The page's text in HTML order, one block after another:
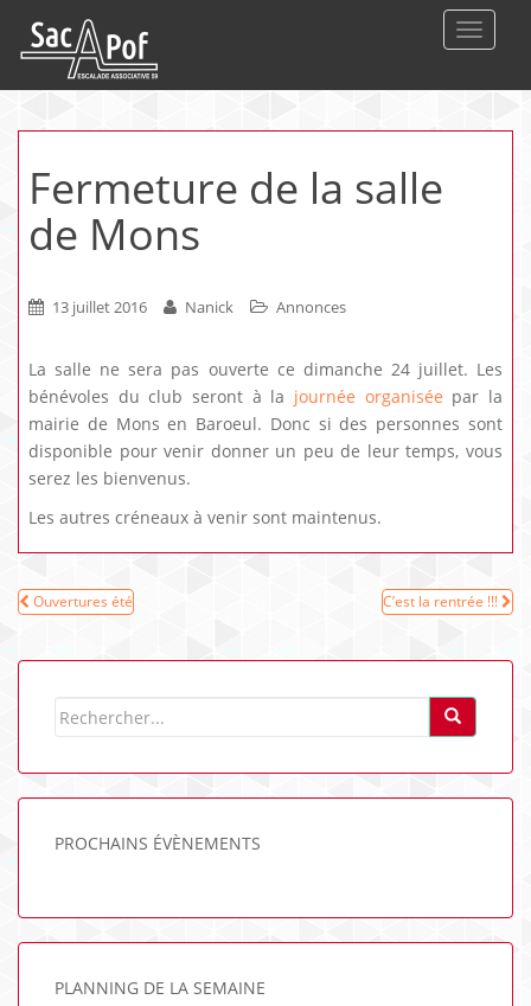
Fermeture de la salle
de Mons
13 juillet 2016 Nanick Annonces
La salle ne sera pas ouverte ce dimanche 24 juillet. Les
bénévoles du club seront à la journée organisée par la
mairie de Mons en Baroeul. Donc si des personnes sont
disponible pour venir donner un peu de leur temps, vous
serez les bienvenus.
Les autres créneaux à venir sont maintenus.
Navigation
de
l’article
Ouvertures été C’est la rentrée !!!
PROCHAINS ÉVÈNEMENTS
PLANNING DE LA SEMAINE